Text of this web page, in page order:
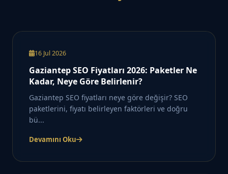
16 Jul 2026
Gaziantep SEO Fiyatları 2026: Paketler Ne
Kadar, Neye Göre Belirlenir?
Gaziantep SEO fiyatları neye göre değişir? SEO
paketlerini, fiyatı belirleyen faktörleri ve doğru
bü...
Devamını Oku